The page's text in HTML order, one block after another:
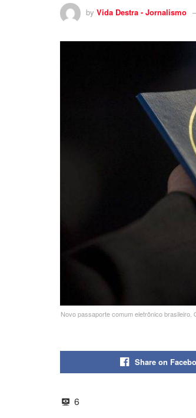
by Vida Destra - Jornalismo
Novo passaporte comum eletrônico brasileiro.
Share on
6